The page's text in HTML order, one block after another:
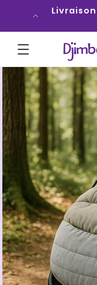
PASSER
CONTENU
Livraison
PASSER AUX
INFORMATIONS
PRODUITS